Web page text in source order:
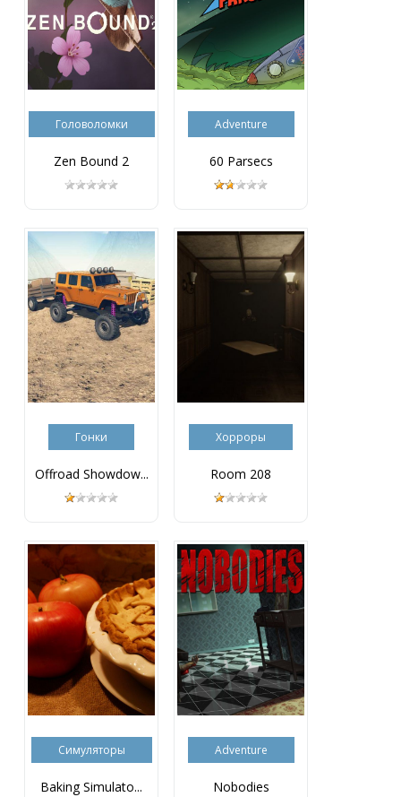
Головоломки
Zen Bound 2
Adventure
60 Parsecs
Гонки
Offroad Showdow...
Хорроры
Room 208
Симуляторы
Baking Simulato...
Adventure
Nobodies